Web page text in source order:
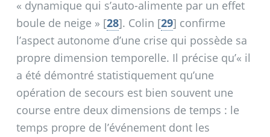
« dynamique qui s’auto-alimente par un effet
boule de neige » [28]. Colin [29] confirme
l’aspect autonome d’une crise qui possède sa
propre dimension temporelle. Il précise qu’« il
a été démontré statistiquement qu’une
opération de secours est bien souvent une
course entre deux dimensions de temps : le
temps propre de l’événement dont les